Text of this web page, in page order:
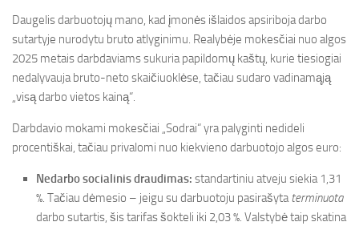
Daugelis darbuotojų mano, kad įmonės išlaidos apsiriboja darbo
sutartyje nurodytu bruto atlyginimu. Realybėje mokesčiai nuo algos
2025 metais darbdaviams sukuria papildomų kaštų, kurie tiesiogiai
nedalyvauja bruto-neto skaičiuoklėse, tačiau sudaro vadinamąją
„visą darbo vietos kainą“.
Darbdavio mokami mokesčiai „Sodrai“ yra palyginti nedideli
procentiškai, tačiau privalomi nuo kiekvieno darbuotojo algos euro:
Nedarbo socialinis draudimas: standartiniu atveju siekia 1,31
%. Tačiau dėmesio – jeigu su darbuotoju pasirašytaterminuota
darbo sutartis, šis tarifas šokteli iki 2,03 %. Valstybė taip skatina